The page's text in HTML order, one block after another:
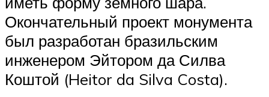
Окончательный проект монумента
был разработан бразильским
инженером Эйтором да Силва
Коштой (Heitor da Silva Costa).